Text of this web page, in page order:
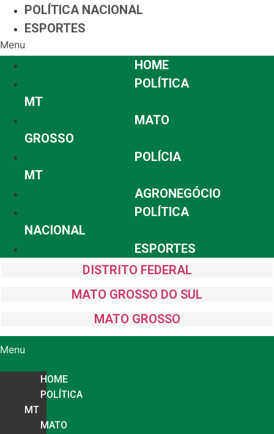
POLÍTICA NACIONAL
ESPORTES
Menu
HOME
POLÍTICA
MT
MATO
GROSSO
POLÍCIA
MT
AGRONEGÓCIO
POLÍTICA
NACIONAL
ESPORTES
DISTRITO FEDERAL
MATO GROSSO DO SUL
MATO GROSSO
Menu
HOME
POLÍTICA
MT
MATO